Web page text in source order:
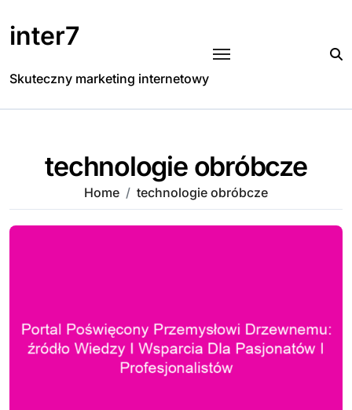
to
content
inter7
Skuteczny marketing internetowy
technologie obróbcze
Home technologie obróbcze